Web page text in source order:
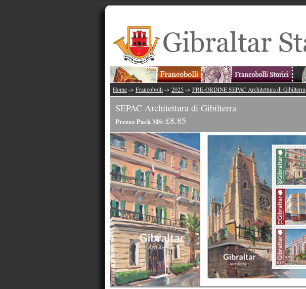
Home -> Francobolli -> 2025 -> PRE-ORDINE SEPAC Architettura di Gibilterra
SEPAC Architettura di Gibilterra
Prezzo Pack MS: £8.85